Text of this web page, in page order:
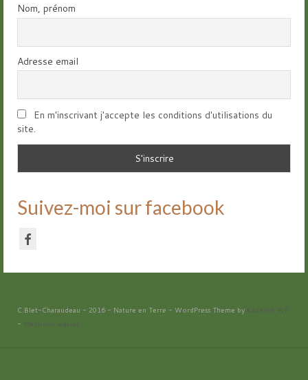
Nom, prénom
Adresse email
En m'inscrivant j'accepte les conditions d'utilisations du
site.
Suivez-moi sur facebook
C.Blet-Charaudeau - 2016 - Nature en Terre - WordPress Theme by
Kadence WP
- Mentions légales